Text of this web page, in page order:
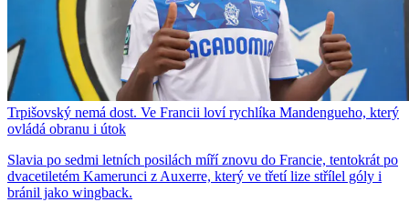
Trpišovský nemá dost. Ve Francii loví rychlíka Mandengueho, který
ovládá obranu i útok
Slavia po sedmi letních posilách míří znovu do Francie, tentokrát po
dvacetiletém Kamerunci z Auxerre, který ve třetí lize střílel góly i
bránil jako wingback.